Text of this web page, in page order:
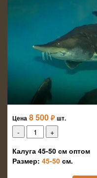
Цена 8 500 ₽ шт.
Калуга 45-50 см оптом
Размер: 45-50 см.